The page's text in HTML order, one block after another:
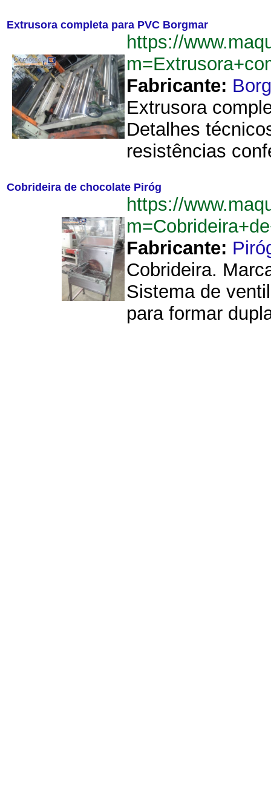
Extrusora completa para PVC Borgmar
https://
Fabricante:
Extrusora
Detalhes
resistências
Cobrideira de chocolate Piróg
https://
Fabricante:
Cobrideira.
Sistema de
para formar